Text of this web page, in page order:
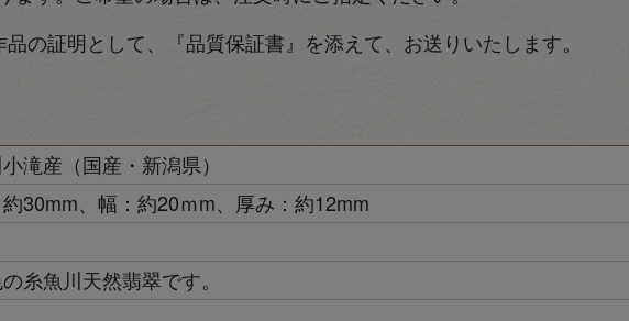
の証明として、『品質保証書』を添えて、お送りいたします。
滝産（国産・新潟県）
30mm、幅：約20ｍm、厚み：約12mm
糸魚川天然翡翠です。